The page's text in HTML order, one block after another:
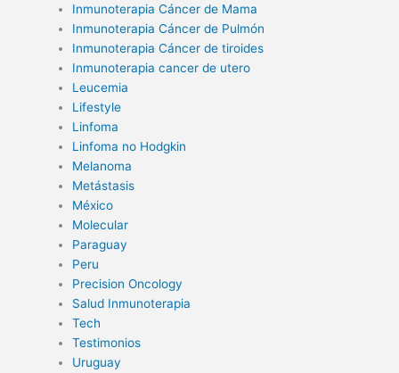
Inmunoterapia Cáncer de Mama
Inmunoterapia Cáncer de Pulmón
Inmunoterapia Cáncer de tiroides
Inmunoterapia cancer de utero
Leucemia
Lifestyle
Linfoma
Linfoma no Hodgkin
Melanoma
Metástasis
México
Molecular
Paraguay
Peru
Precision Oncology
Salud Inmunoterapia
Tech
Testimonios
Uruguay